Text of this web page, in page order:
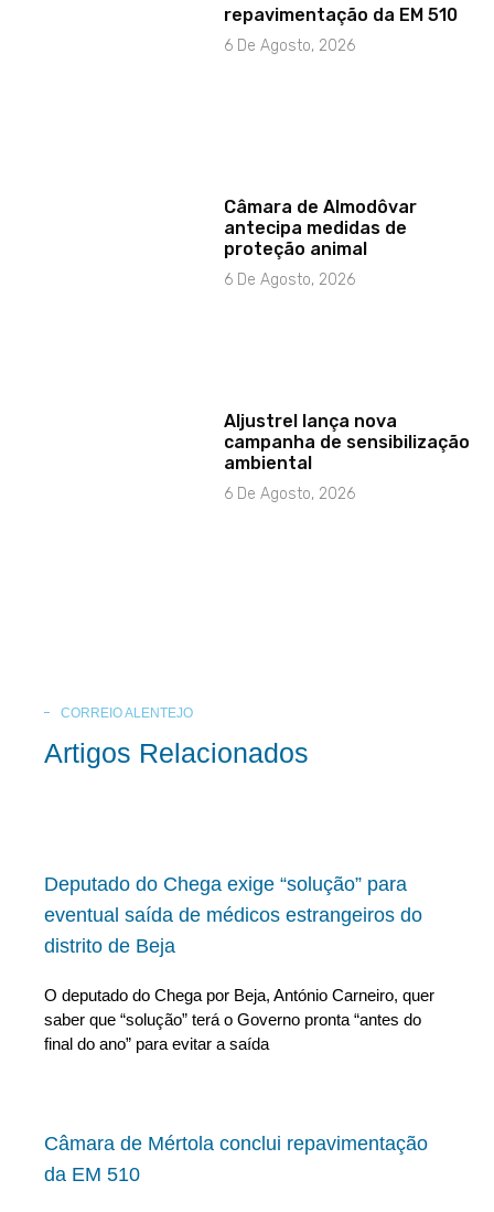
repavimentação da EM 510
6 De Agosto, 2026
Câmara de Almodôvar
antecipa medidas de
proteção animal
6 De Agosto, 2026
Aljustrel lança nova
campanha de sensibilização
ambiental
6 De Agosto, 2026
CORREIO ALENTEJO
Artigos Relacionados
Deputado do Chega exige “solução” para
eventual saída de médicos estrangeiros do
distrito de Beja
O deputado do Chega por Beja, António Carneiro, quer
saber que “solução” terá o Governo pronta “antes do
final do ano” para evitar a saída
Câmara de Mértola conclui repavimentação
da EM 510